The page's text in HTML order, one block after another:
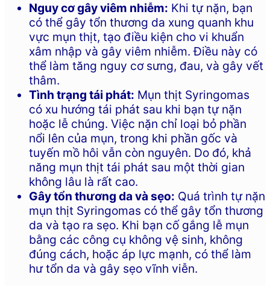
Nguy cơ gây viêm nhiễm: Khi tự nặn, bạn
có thể gây tổn thương da xung quanh khu
vực mụn thịt, tạo điều kiện cho vi khuẩn
xâm nhập và gây viêm nhiễm. Điều này có
thể làm tăng nguy cơ sưng, đau, và gây vết
thâm.
Tình trạng tái phát: Mụn thịt Syringomas
có xu hướng tái phát sau khi bạn tự nặn
hoặc lễ chúng. Việc nặn chỉ loại bỏ phần
nổi lên của mụn, trong khi phần gốc và
tuyến mồ hôi vẫn còn nguyên. Do đó, khả
năng mụn thịt tái phát sau một thời gian
không lâu là rất cao.
Gây tổn thương da và sẹo: Quá trình tự nặn
mụn thịt Syringomas có thể gây tổn thương
da và tạo ra sẹo. Khi bạn cố gắng lễ mụn
bằng các công cụ không vệ sinh, không
đúng cách, hoặc áp lực mạnh, có thể làm
hư tổn da và gây sẹo vĩnh viễn.